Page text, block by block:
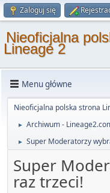
Zaloguj się
Nieoficjalna
Lineage 2
Menu główne
Nieoficjalna polska strona
► Archiwum -
► Super Moderatorzy
Super
raz trzeci!